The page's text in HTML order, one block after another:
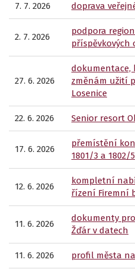
7. 7. 2026 doprava
2. 7. 2026
podpora
příspěvkových
27. 6. 2026
dokumentace,
změnám užití
Losenice
22. 6. 2026 Senior resort
17. 6. 2026
přemístění
1801/3 a 1802/5
12. 6. 2026
kompletní
řízení Firemní
11. 6. 2026
dokumenty
Žďár v datech
11. 6. 2026 profil města